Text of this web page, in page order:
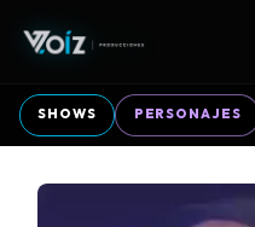
SHOWS PERSONAJES